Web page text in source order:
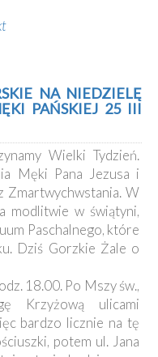
NA NIEDZIELĘ
PAŃSKIEJ 25 III
Wielki Tydzień.
Męki Pana Jezusa i
Zmartwychwstania. W
modlitwie w świątyni,
Paschalnego, które
Dziś Gorzkie Żale o
18.00. Po Mszy św.,
Krzyżową ulicami
bardzo licznie na tę
potem ul. Jana